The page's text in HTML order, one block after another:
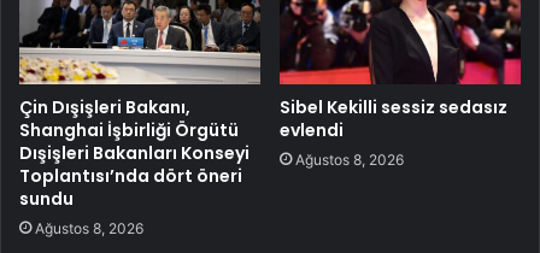
Çin Dışişleri Bakanı,
Shanghai İşbirliği Örgütü
Dışişleri Bakanları Konseyi
Toplantısı’nda dört öneri
sundu
Ağustos 8, 2026
Sibel Kekilli sessiz sedasız
evlendi
Ağustos 8, 2026